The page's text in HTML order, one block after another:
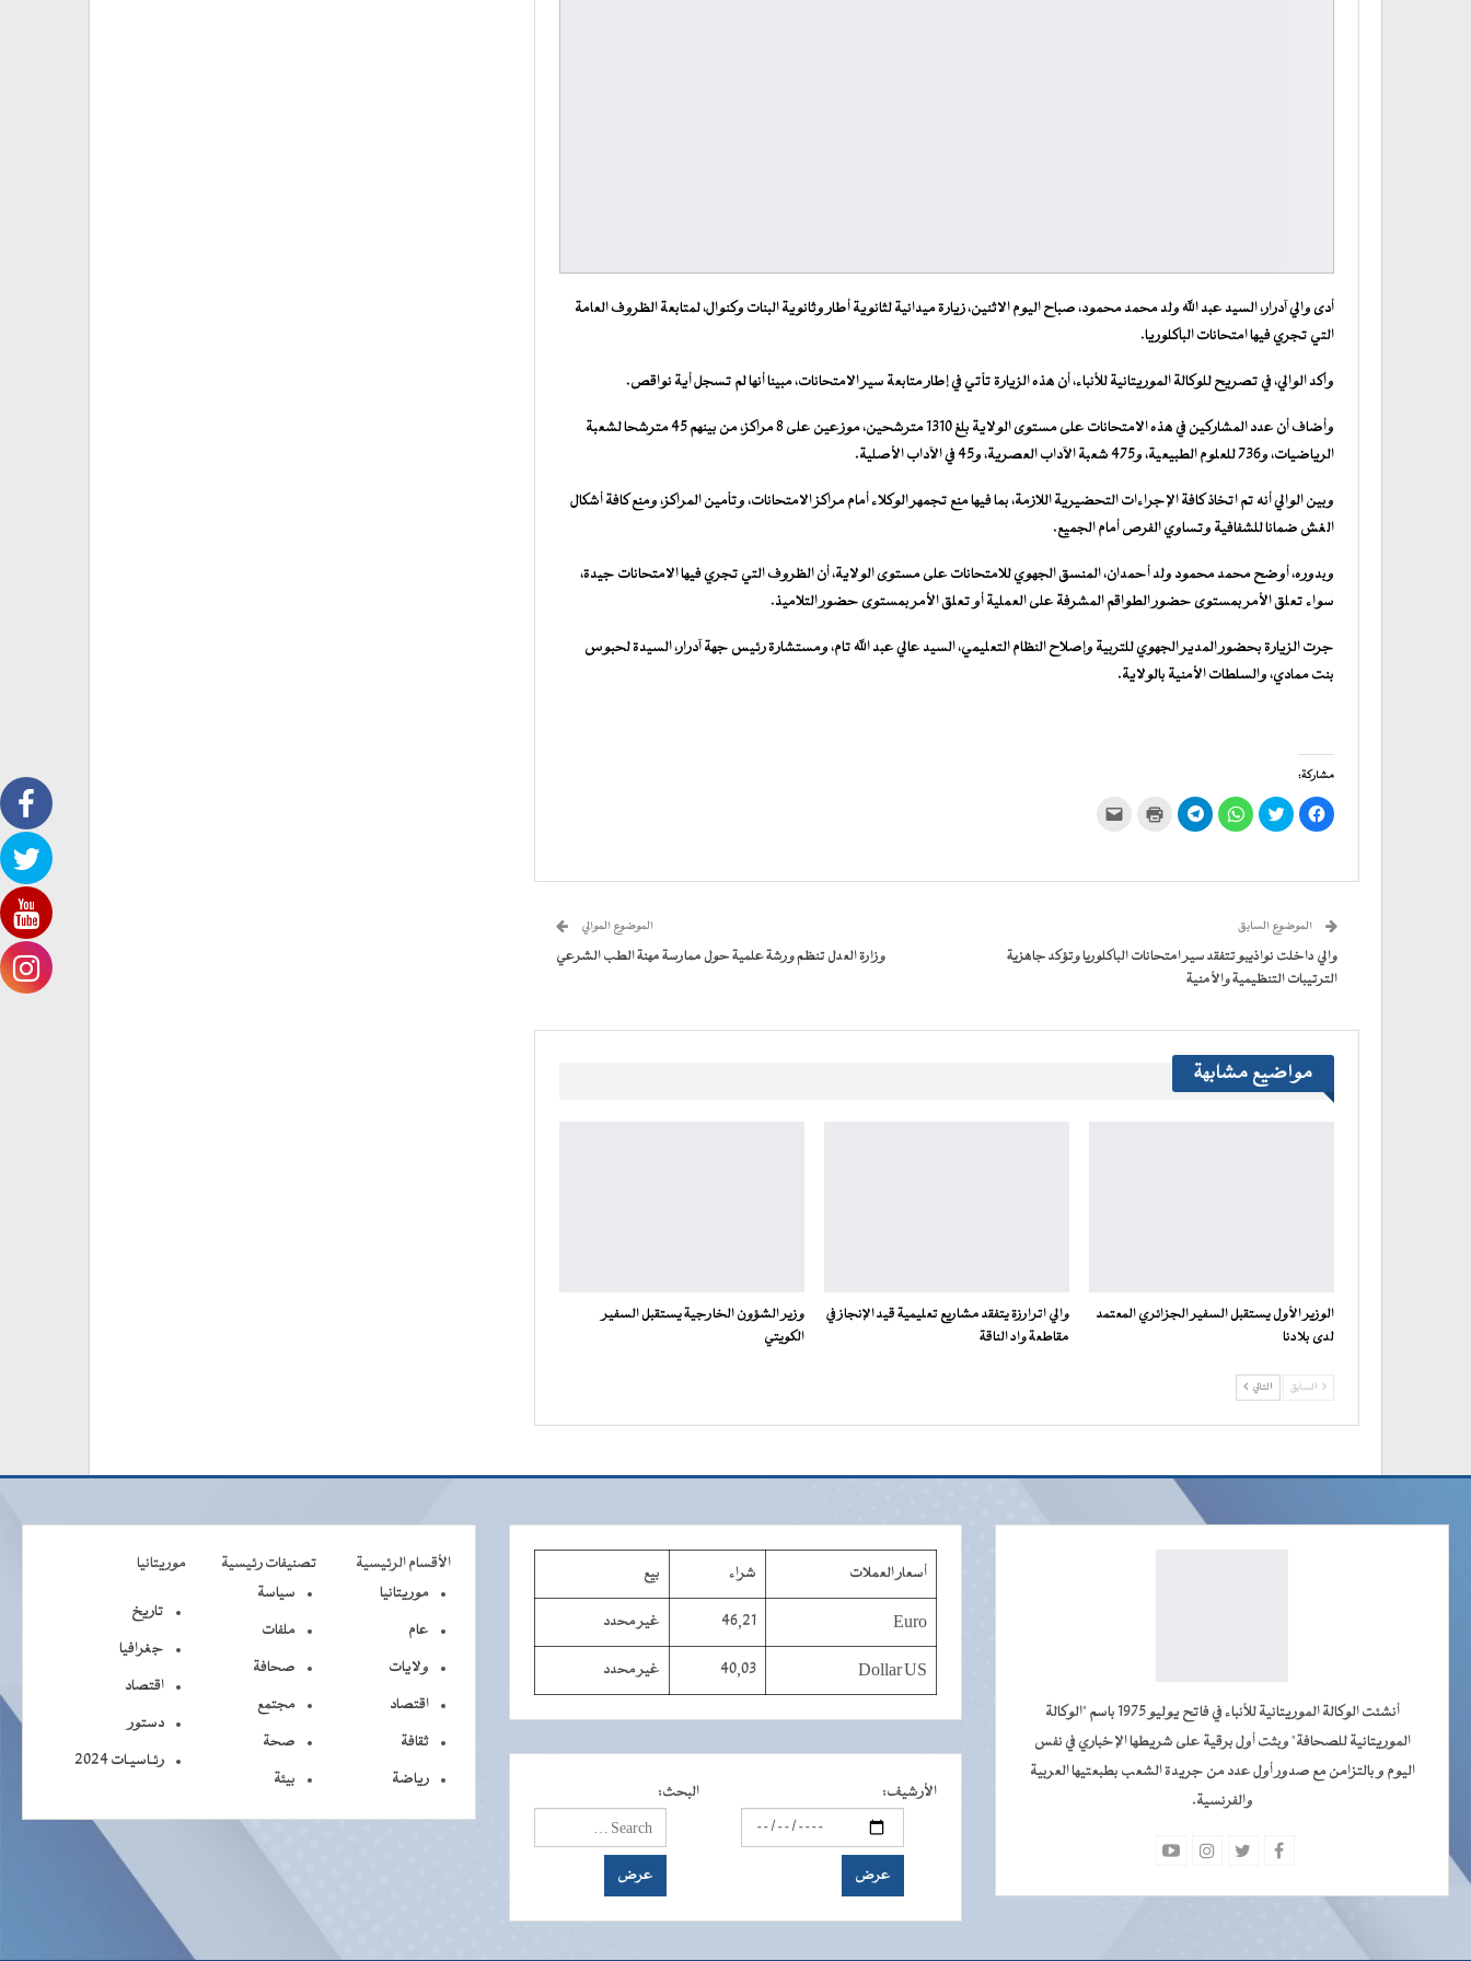
أدى والي آدرار، السيد عبد الله ولد محمد محمود، صباح اليوم الاثنين، زيارة ميدانية لثانوية أطار وثانوية البنات وكنوال، لمتابعة الظروف العامة
التي تجري فيها امتحانات الباكلوريا.
وأكد الوالي، في تصريح للوكالة الموريتانية للأنباء، أن هذه الزيارة تأتي في إطار متابعة سير الامتحانات، مبينا أنها لم تسجل أية نواقص.
وأضاف أن عدد المشاركين في هذه الامتحانات على مستوى الولاية بلغ 1310 مترشحين، موزعين على 8 مراكز، من بينهم 45 مترشحا لشعبة
الرياضيات، و736 للعلوم الطبيعية، و475 شعبة الآداب العصرية، و45 في الآداب الأصلية.
وبين الوالي أنه تم اتخاذ كافة الإجراءات التحضيرية اللازمة، بما فيها منع تجمهر الوكلاء أمام مراكز الامتحانات، وتأمين المراكز، ومنع كافة أشكال
الغش ضمانا للشفافية وتساوي الفرص أمام الجميع.
وبدوره، أوضح محمد محمود ولد أحمدان، المنسق الجهوي للامتحانات على مستوى الولاية، أن الظروف التي تجري فيها الامتحانات جيدة،
سواء تعلق الأمر بمستوى حضور الطواقم المشرفة على العملية أو تعلق الأمر بمستوى حضور التلاميذ.
جرت الزيارة بحضور المدير الجهوي للتربية وإصلاح النظام التعليمي، السيد عالي عبد الله تام، ومستشارة رئيس جهة آدرار، السيدة لحبوس
بنت ممادي، والسلطات الأمنية بالولاية.
مشاركة:
انقر
للمشاركة
على
اضغط
للمشاركة
على
انقر
للمشاركة
على
انقر
للمشاركة
اضغط
للطباعة
جديدة)
الموضوع السابق
والي داخلت نواذيبو تتفقد سير امتحانات الباكلوريا وتؤكد جاهزية
الترتيبات التنظيمية والأمنية
الموضوع الموالي
وزارة العدل تنظم ورشة علمية حول ممارسة مهنة الطب الشرعي
مواضيع مشابهة
الوزير الأول يستقبل السفير الجزائري المعتمد
لدى بلادنا
والي اترارزة يتفقد مشاريع تعليمية قيد الإنجاز في
مقاطعة واد الناقة
وزير الشؤون الخارجية يستقبل السفير
الكويتي
السابق التالي
أنشئت الوكالة الموريتانية للأنباء في فاتح يوليو 1975 باسم "الوكالة
الموريتانية للصحافة" وبثت أول برقية على شريطها الإخباري في نفس
اليوم و بالتزامن مع صدور أول عدد من جريدة الشعب بطبعتيها العربية
والفرنسية.
أسعار العملات شراء بيع
Euro
46,21 غير محدد
Dollar US
40,03 غير محدد
الأرشيف: البحث:
الأقسام الرئيسية تصنيفات رئيسية
موريتانيا
موريتانيا
عام
ولايات
اقتصاد
ثقافة
رياضة
سياسة
ملفات
صحافة
مجتمع
صحة
بيئة
تاريخ
جغرافيا
اقتصاد
دستور
رئـاسيـات 2024